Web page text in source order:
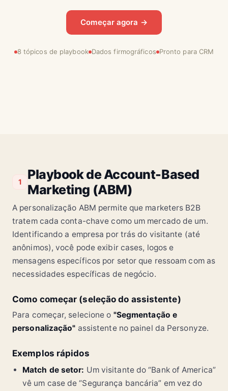
Começar agora →
8 tópicos de playbook Dados firmográficos Pronto para CRM
1
Playbook de Account-Based
Marketing (ABM)
A personalização ABM permite que marketers B2B
tratem cada conta-chave como um mercado de um.
Identificando a empresa por trás do visitante (até
anônimos), você pode exibir cases, logos e
mensagens específicos por setor que ressoam com as
necessidades específicas de negócio.
Como começar (seleção do assistente)
Para começar, selecione o "Segmentação e
personalização" assistente no painel da Personyze.
Exemplos rápidos
Match de setor: Um visitante do “Bank of America”
vê um case de “Segurança bancária” em vez do